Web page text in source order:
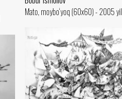
Mato, moybo‘yoq (60x60) - 2005 yil